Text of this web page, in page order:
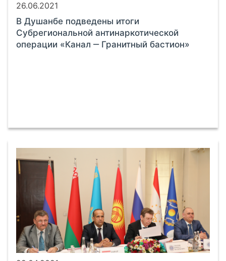
26.06.2021
В Душанбе подведены итоги
Субрегиональной антинаркотической
операции «Канал ‒ Гранитный бастион»